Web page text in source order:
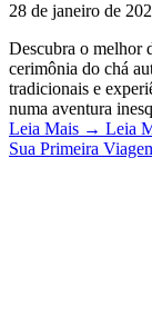
28 de janeiro de
Descubra o melhor
cerimônia do chá
tradicionais e
numa aventura
Leia Mais → Leia
Sua Primeira